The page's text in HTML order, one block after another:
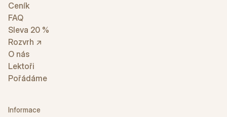
Ceník
FAQ
Sleva 20 %
Rozvrh ↗
O nás
Lektoři
Pořádáme
Informace